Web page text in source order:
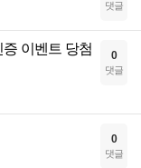
댓글
이벤트 당첨
0
댓글
0
댓글